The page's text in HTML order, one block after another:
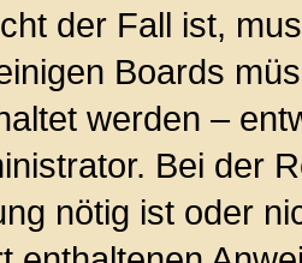
der Fall ist,
Boards
werden –
Bei der
nötig ist oder